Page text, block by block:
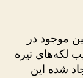
موجود در
لکه‌های تیره
شده این